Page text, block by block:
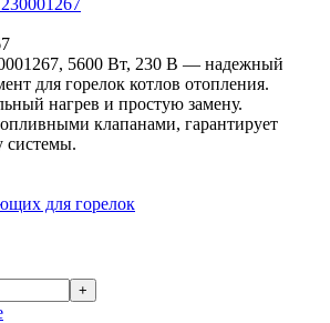
5600 Вт, 230 В — надежный
для горелок котлов отопления.
нагрев и простую замену.
клапанами, гарантирует
системы.
для горелок
+